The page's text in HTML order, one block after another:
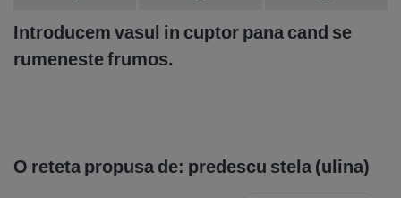
Introducem vasul in cuptor pana cand se
rumeneste frumos.
O reteta propusa de: predescu stela (ulina)